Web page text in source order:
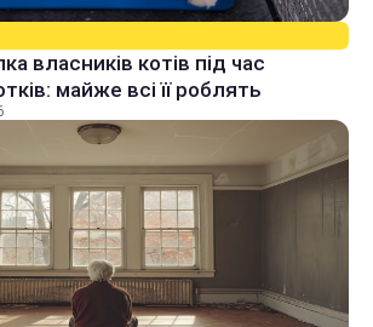
власників котів під час
майже всі її роблять